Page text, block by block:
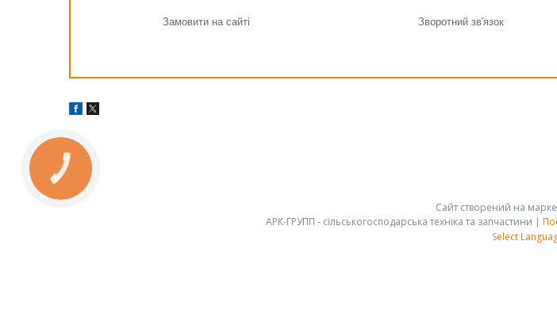
Замовити на сайті Зворотний зв'язок
Сайт створений на
АРК-ГРУПП - сільськогосподарська техніка та запчастини |
Select
КНОПКА
ЗВ'ЯЗКУ